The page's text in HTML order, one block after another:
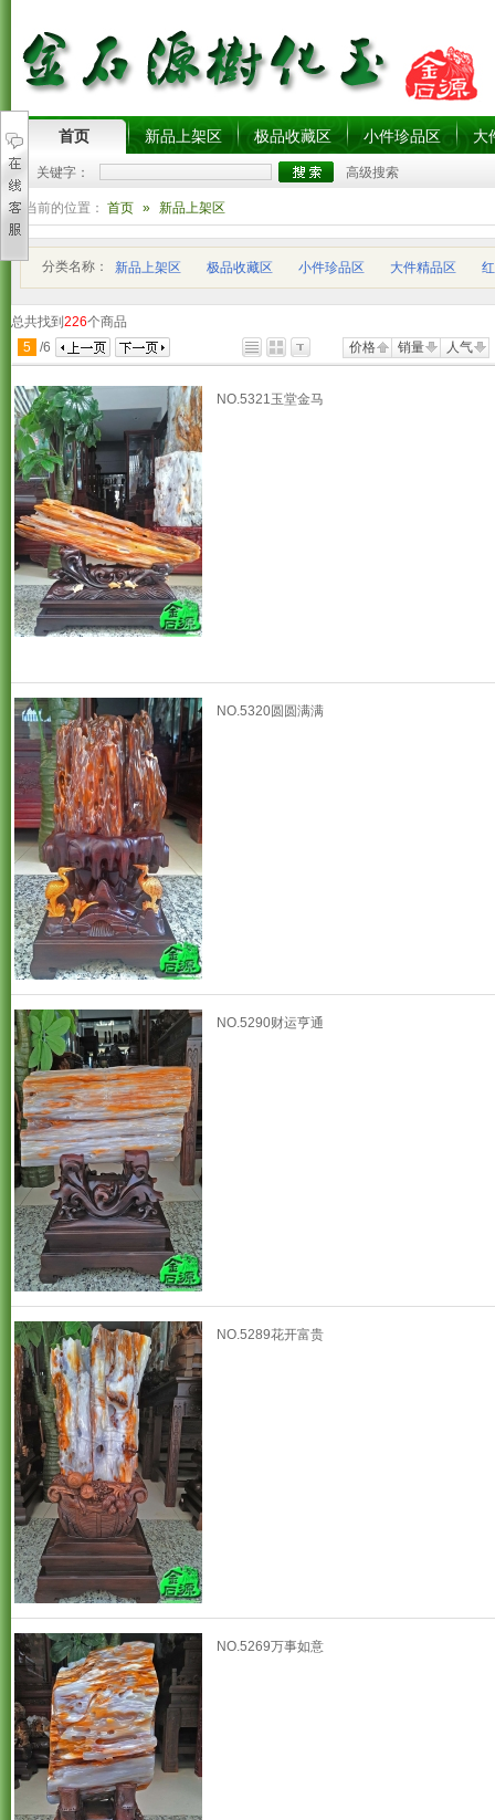
首页 新品上架区 极品收藏区 小件珍品区 大
关键字： 高级搜索
您当前的位置： 首页 » 新品上架区
分类名称： 新品上架区 极品收藏区 小件珍品区 大件精品区
总共找到 226个商品
5 /6 价格 销量 人气
NO.5321玉堂金马
NO.5320圆圆满满
NO.5290财运亨通
NO.5289花开富贵
NO.5269万事如意